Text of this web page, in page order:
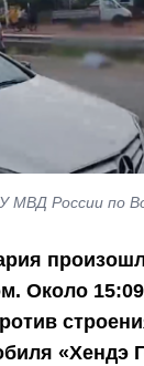
МВД России по
Около
«Хендэ